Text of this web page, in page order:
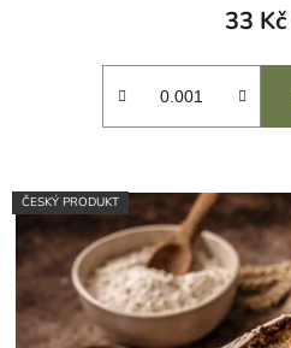
33 Kč
ČESKÝ PRODUKT